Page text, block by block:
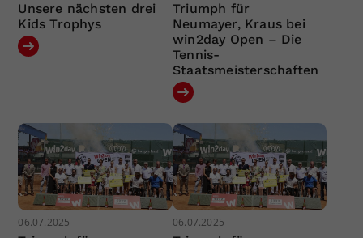
Unsere nächsten drei
Kids Trophys
Triumph für
Neumayer, Kraus bei
win2day Open – Die
Tennis-
Staatsmeisterschaften
06.07.2025 06.07.2025